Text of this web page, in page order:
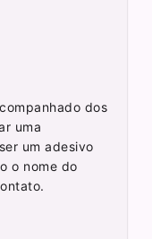
dos
uma
um adesivo
o nome do